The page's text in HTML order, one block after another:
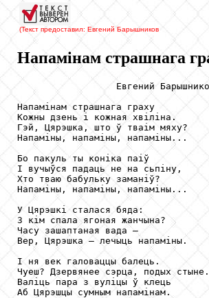
(Текст предоставил: Евгений Барышников
Напамінам страшнага
Евгений
Напамінам страшнага граху
Кожны дзень і кожная хвіліна.
Гэй, Цярэшка, што ў тваім мяху?
Напаміны, напаміны, напаміны...
Бо пакуль ты коніка паіў
І вучыўся падаць не на сьпіну,
Хто тваю бабульку заманіў?
Напаміны, напаміны, напаміны...
У Цярэшкі сталася бяда:
З кім спала ягоная жанчына?
Часу зашаптаная вада —
Вер, Цярэшка — лечыць напаміны.
І ня век галоваццы балець.
Чуеш? Дзервянее сэрца, подых
Валіць пара з вуліцы ў клець
Аб Цярэшцы сумным напамінам.